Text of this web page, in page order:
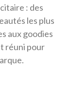
: des
les plus
aux goodies
réuni pour